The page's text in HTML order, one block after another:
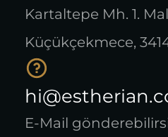
Kartaltepe Mh. 1.
Küçükçekmece,
E-Mail